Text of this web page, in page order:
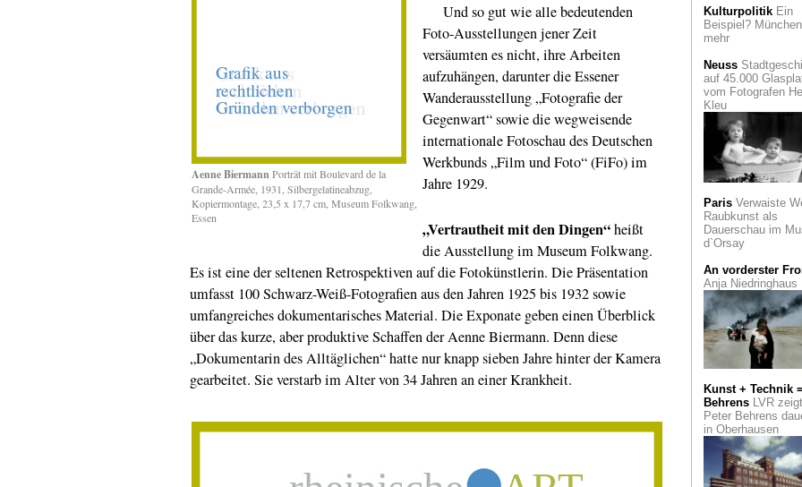
Aenne Biermann Porträt mit Boulevard de la
Grande-Armée, 1931, Silbergelatineabzug,
Kopiermontage, 23,5 x 17,7 cm, Museum Folkwang,
Essen
Und so gut wie alle bedeutenden
Foto-Ausstellungen jener Zeit
versäumten es nicht, ihre Arbeiten
aufzuhängen, darunter die Essener
Wanderausstellung „Fotografie der
Gegenwart“ sowie die wegweisende
internationale Fotoschau des Deutschen
Werkbunds „Film und Foto“ (FiFo) im
Jahre 1929.
„Vertrautheit mit den Dingen“heißt
die Ausstellung im Museum Folkwang.
Es ist eine der seltenen Retrospektiven auf die Fotokünstlerin. Die Präsentation
umfasst 100 Schwarz-Weiß-Fotografien aus den Jahren 1925 bis 1932 sowie
umfangreiches dokumentarisches Material. Die Exponate geben einen Überblick
über das kurze, aber produktive Schaffen der Aenne Biermann. Denn diese
„Dokumentarin des Alltäglichen“ hatte nur knapp sieben Jahre hinter der Kamera
gearbeitet. Sie verstarb im Alter von 34 Jahren an einer Krankheit.
Designwettbewerb
besten
Essen
Der Arzt und die
Onsen
Japan
Zeichen für die
Ewigkeit?
Piktogramme im
Museum
Zuhören für alle
Beethoven 2020:
Barenboim dirigiert
Jubiläumskonzert
Bonn
Ausgezeichnet
Biermann: Moderne
Fotografie aus den
Runter vom Gas
kunstvolle
Vor 70 JahrenDer
arbeitslose
Heinz Helfgen
die Welt
KulturpolitikEin
Beispiel?
mehr
Neuss
auf 45.000
vom Fotografen
Kleu
ParisVerwaiste
Raubkunst als
Dauerschau im
d`Orsay
An vorderster
Anja Niedringhaus
Kunst + Technik =
BehrensLVR zeigt
Peter Behrens
in Oberhausen